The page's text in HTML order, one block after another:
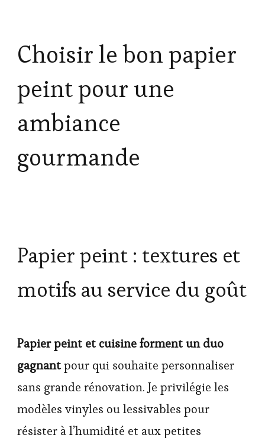
Choisir le bon papier
peint pour une
ambiance
gourmande
Papier peint : textures et
motifs au service du goût
Papier peint et cuisine forment un duo
gagnantpour qui souhaite personnaliser
sans grande rénovation. Je privilégie les
modèles vinyles ou lessivables pour
résister à l’humidité et aux petites